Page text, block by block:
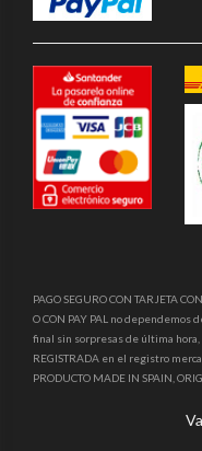
PAGO SEGURO CON TARJETA
O CON PAY PAL no
final sin sorpresas de última hora,
REGISTRADA en el registro
PRODUCTO MADE IN SPAIN,